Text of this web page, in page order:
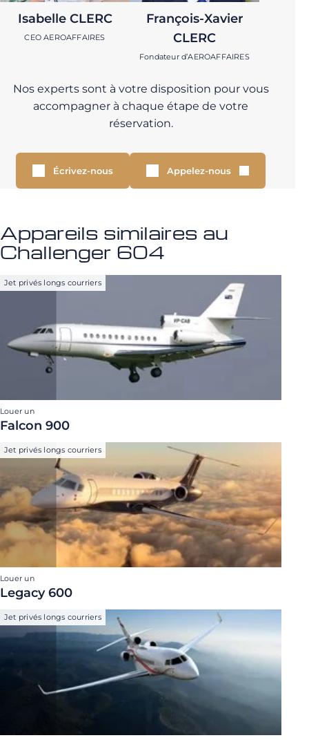
Isabelle CLERC
CEO AEROAFFAIRES
François-Xavier
CLERC
Fondateur d’AEROAFFAIRES
Nos experts sont à votre disposition pour vous
accompagner à chaque étape de votre
réservation.
Écrivez-nous Appelez-nous
Appareils similaires au
Challenger 604
Jet privés longs courriers
Louer un
Falcon 900
Jet privés longs courriers
Louer un
Legacy 600
Jet privés longs courriers